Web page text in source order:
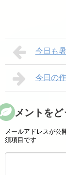
今日も
今日の
コメントをど
メールアドレスが公
須項目です